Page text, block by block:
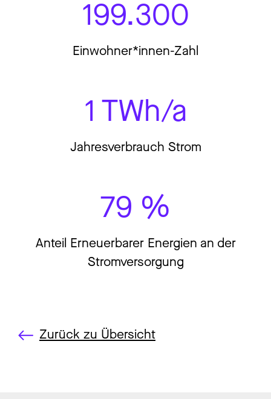
199.300
Einwohner*innen-Zahl
1 TWh/a
Jahresverbrauch Strom
79 %
Anteil Erneuerbarer Energien an der
Stromversorgung
Zurück zu Übersicht